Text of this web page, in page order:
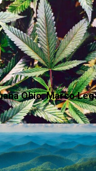
Ohio: Marco